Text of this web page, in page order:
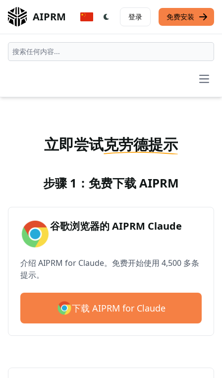
AIPRM 登录 免费安装
立即尝试克劳德提示
步骤 1：免费下载 AIPRM
谷歌浏览器的 AIPRM Claude
介绍 AIPRM for Claude。免费开始使用 4,500 多条
提示。
下载 AIPRM for Claude